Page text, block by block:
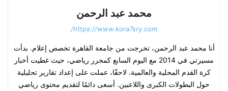
محمد عبد الرحمن
https://www.kora7sry.com/
أنا محمد عبد الرحمن، تخرجت من جامعة القاهرة تخصص إعلام. بدأت
مسيرتي في 2014 مع اليوم السابع كمحرر رياضي، حيث غطيت أخبار
كرة القدم المحلية والعالمية. لاحقًا، عملت على إعداد تقارير تحليلية
حول البطولات الكبرى واللاعبين. أسعى دائمًا لتقديم محتوى رياضي